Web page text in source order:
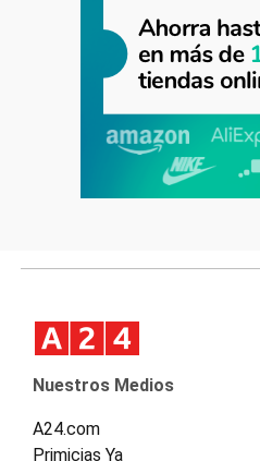
Nuestros Medios
A24.com
Primicias Ya